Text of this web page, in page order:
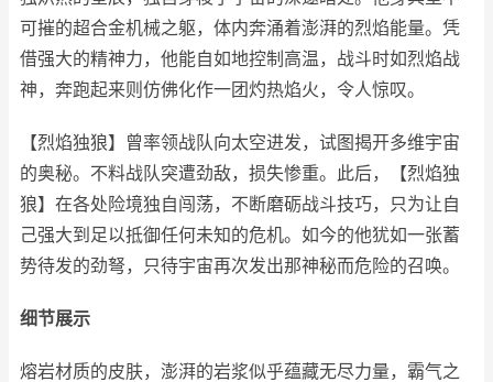
可摧的超合金机械之躯，体内奔涌着澎湃的烈焰能量。凭
借强大的精神力，他能自如地控制高温，战斗时如烈焰战
神，奔跑起来则仿佛化作一团灼热焰火，令人惊叹。
【烈焰独狼】曾率领战队向太空进发，试图揭开多维宇宙
的奥秘。不料战队突遭劲敌，损失惨重。此后，【烈焰独
狼】在各处险境独自闯荡，不断磨砺战斗技巧，只为让自
己强大到足以抵御任何未知的危机。如今的他犹如一张蓄
势待发的劲弩，只待宇宙再次发出那神秘而危险的召唤。
细节展示
熔岩材质的皮肤，澎湃的岩浆似乎蕴藏无尽力量，霸气之